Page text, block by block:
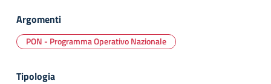
Argomenti
PON - Programma Operativo Nazionale
Tipologia